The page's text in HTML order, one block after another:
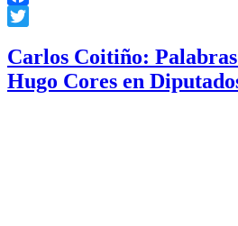
Facebook
Carlos Coitiño:
Hugo Cores en